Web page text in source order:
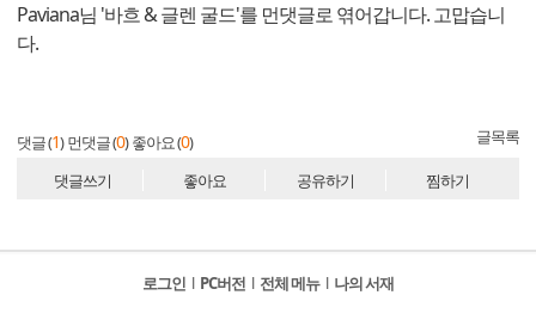
Paviana님 '바흐 & 글렌 굴드'를 먼댓글로 엮어갑니다. 고맙습니
다.
댓글 (1) 먼댓글 (0) 좋아요 (0) 글목록
댓글쓰기 좋아요 공유하기 찜하기
로그인 l PC버전 l 전체 메뉴 l 나의 서재